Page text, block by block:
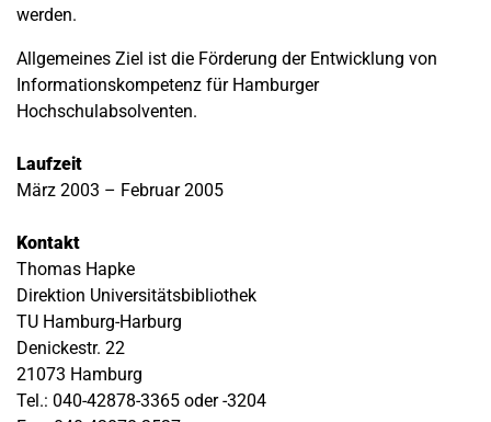
werden.
Allgemeines Ziel ist die Förderung der Entwicklung von
Informationskompetenz für Hamburger
Hochschulabsolventen.
Laufzeit
März 2003 – Februar 2005
Kontakt
Thomas Hapke
Direktion Universitätsbibliothek
TU Hamburg-Harburg
Denickestr. 22
21073 Hamburg
Tel.: 040-42878-3365 oder -3204